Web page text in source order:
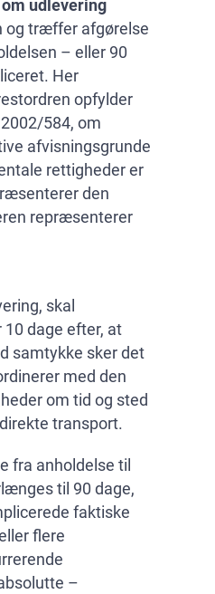
udlevering
og træffer afgørelse
– eller 90
Her
opfylder
584, om
afvisningsgrunde
rettigheder er
den
repræsenterer
skal
dage efter, at
samtykke sker det
med den
om tid og sted
transport.
fra anholdelse til
til 90 dage,
faktiske
flere
–